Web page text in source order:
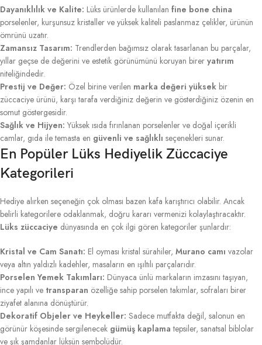
Dayanıklılık ve Kalite: Lüks ürünlerde kullanılan fine bone china
porselenler, kurşunsuz kristaller ve yüksek kaliteli paslanmaz çelikler, ürünün
ömrünü uzatır.
Zamansız Tasarım: Trendlerden bağımsız olarak tasarlanan bu parçalar,
yıllar geçse de değerini ve estetik görünümünü koruyan birer yatırım
niteliğindedir.
Prestij ve Değer: Özel birine verilen marka değeri yüksek bir
züccaciye ürünü, karşı tarafa verdiğiniz değerin ve gösterdiğiniz özenin en
somut göstergesidir.
Sağlık ve Hijyen: Yüksek ısıda fırınlanan porselenler ve doğal içerikli
camlar, gıda ile temasta en güvenli ve sağlıklı seçenekleri sunar.
En Popüler Lüks Hediyelik Züccaciye
Kategorileri
Hediye alırken seçeneğin çok olması bazen kafa karıştırıcı olabilir. Ancak
belirli kategorilere odaklanmak, doğru kararı vermenizi kolaylaştıracaktır.
Lüks züccaciye dünyasında en çok ilgi gören kategoriler şunlardır:
Kristal ve Cam Sanatı: El oyması kristal sürahiler, Murano camı vazolar
veya altın yaldızlı kadehler, masaların en ışıltılı parçalarıdır.
Porselen Yemek Takımları: Dünyaca ünlü markaların imzasını taşıyan,
ince yapılı ve transparan özelliğe sahip porselen takımlar, sofraları birer
ziyafet alanına dönüştürür.
Dekoratif Objeler ve Heykeller: Sadece mutfakta değil, salonun en
görünür köşesinde sergilenecek gümüş kaplama tepsiler, sanatsal biblolar
ve şık şamdanlar lüksün sembolüdür.